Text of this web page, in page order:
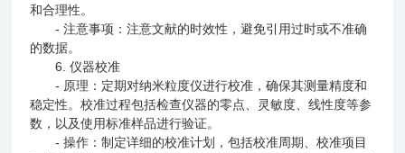
和合理性。
- 注意事项：注意文献的时效性，避免引用过时或不准确
的数据。
6. 仪器校准
- 原理：定期对纳米粒度仪进行校准，确保其测量精度和
稳定性。校准过程包括检查仪器的零点、灵敏度、线性度等参
数，以及使用标准样品进行验证。
- 操作：制定详细的校准计划，包括校准周期、校准项目